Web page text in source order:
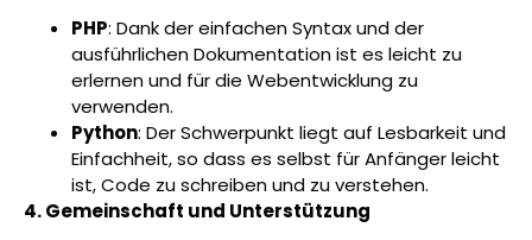
PHP: Dank der einfachen Syntax und der
ausführlichen Dokumentation ist es leicht zu
erlernen und für die Webentwicklung zu
verwenden.
Python: Der Schwerpunkt liegt auf Lesbarkeit und
Einfachheit, so dass es selbst für Anfänger leicht
ist, Code zu schreiben und zu verstehen.
4. Gemeinschaft und Unterstützung